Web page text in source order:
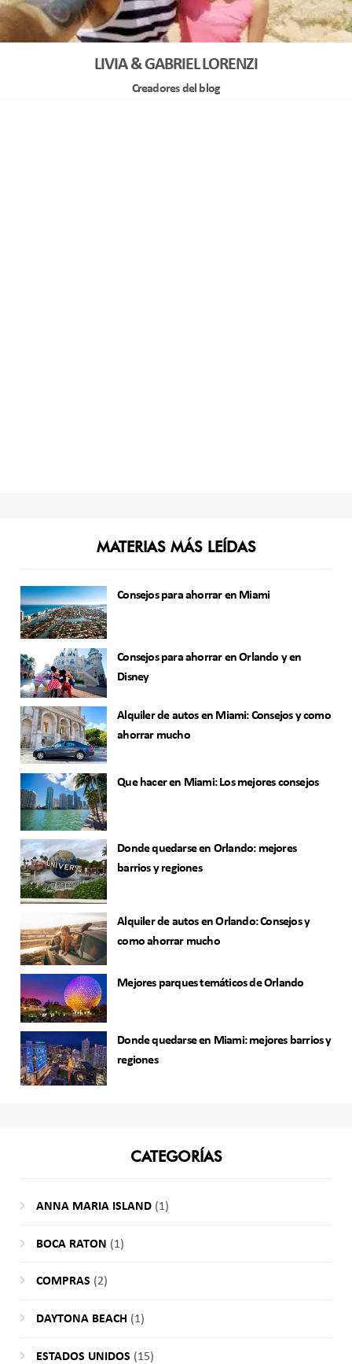
LIVIA & GABRIEL LORENZI
Creadores del blog
MATERIAS MÁS LEÍDAS
Consejos para ahorrar en Miami
Consejos para ahorrar en Orlando y en
Disney
Alquiler de autos en Miami: Consejos y como
ahorrar mucho
Que hacer en Miami: Los mejores consejos
Donde quedarse en Orlando: mejores
barrios y regiones
Alquiler de autos en Orlando: Consejos y
como ahorrar mucho
Mejores parques temáticos de Orlando
Donde quedarse en Miami: mejores barrios y
regiones
CATEGORÍAS
ANNA MARIA ISLAND(1)
BOCA RATON (1)
COMPRAS (2)
DAYTONA BEACH (1)
ESTADOS UNIDOS (15)